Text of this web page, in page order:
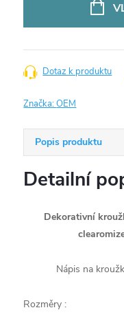
Dotaz k produktu
Značka:OEM
Popis produktu
Detailní
Dekorativní
Nápis na
Rozměry :